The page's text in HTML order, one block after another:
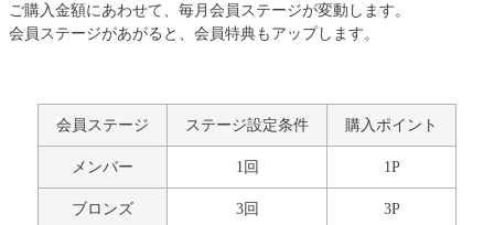
ご購入金額にあわせて、毎月会員ステージが変動します。
会員ステージがあがると、会員特典もアップします。
会員ステージ ステージ設定条件 購入ポイント
メンバー 1回 1P
ブロンズ 3回 3P